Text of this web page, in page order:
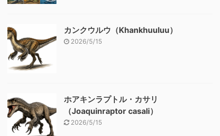
カンクウルウ（Khankhuuluu）
2026/5/15
ホアキンラプトル・カサリ
（Joaquinraptor casali）
2026/5/15